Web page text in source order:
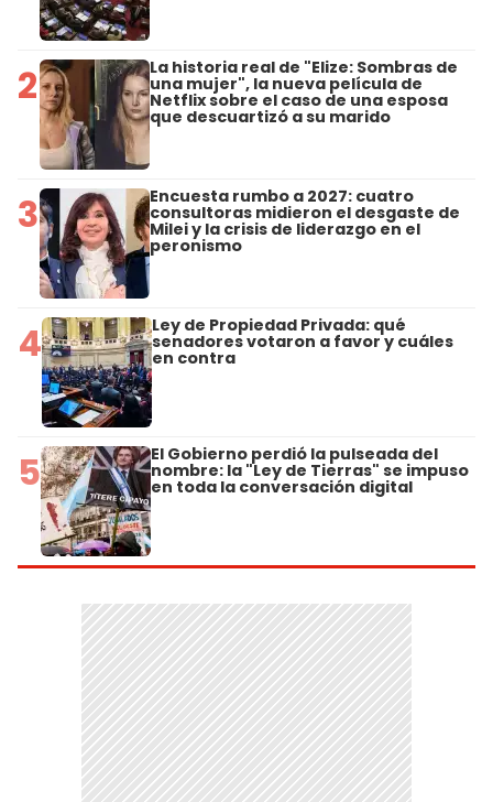
2 La historia real de "Elize: Sombras de
una mujer", la nueva película de
Netflix sobre el caso de una esposa
que descuartizó a su marido
3 Encuesta rumbo a 2027: cuatro
consultoras midieron el desgaste de
Milei y la crisis de liderazgo en el
peronismo
4 Ley de Propiedad Privada: qué
senadores votaron a favor y cuáles
en contra
5 El Gobierno perdió la pulseada del
nombre: la "Ley de Tierras" se impuso
en toda la conversación digital